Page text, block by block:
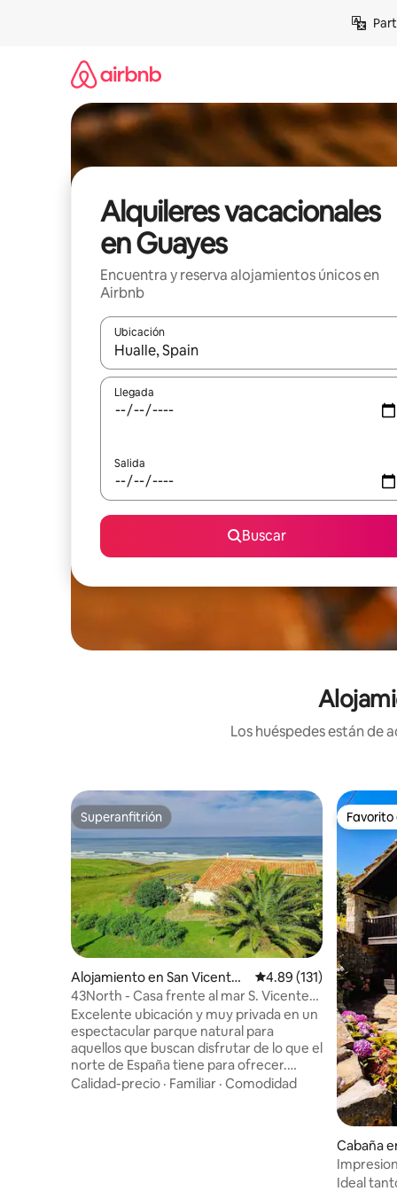
Alquileres vacacionales
en Guayes
Encuentra y reserva alojamientos únicos en
Airbnb
Ubicación
Cuando los resultados estén disponibles,
Llegada
Salida
Buscar
Los huéspedes están de
Superanfitrión
Superanfitrión
Alojamiento en San Vicente
de la Barquera
Calificación promedio:
4.89 (131)
43North - Casa frente al mar S. Vicente
Barquera
Excelente ubicación y muy privada en un
espectacular parque natural para
aquellos que buscan disfrutar de lo que el
norte de España tiene para ofrecer.
Playa, montañas, surf, senderismo,
Calidad-precio · Familiar · Comodidad
Cabaña
Riomiera
Ideal